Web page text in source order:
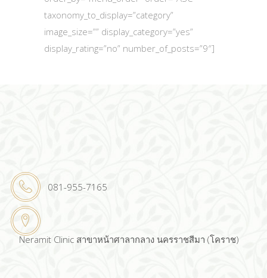
taxonomy_to_display=”category”
image_size=”” display_category=”yes”
display_rating=”no” number_of_posts=”9″]
081-955-7165
Neramit Clinic สาขาหน้าศาลากลาง นครราชสีมา (โคราช)